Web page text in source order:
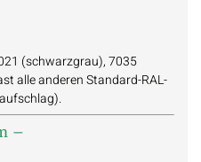
(schwarzgrau), 7035
alle anderen Standard-RAL-
–